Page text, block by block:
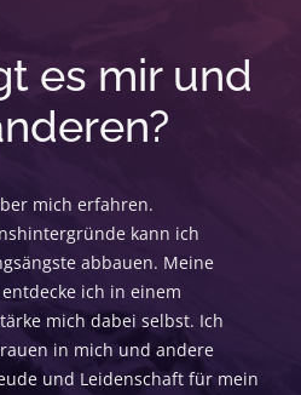
es mir und
mich erfahren.
kann ich
abbauen. Meine
ich in einem
mich dabei selbst. Ich
in mich und andere
und Leidenschaft für mein